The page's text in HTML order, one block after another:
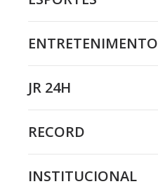
ENTRETENIMENTO
JR 24H
RECORD
INSTITUCIONAL